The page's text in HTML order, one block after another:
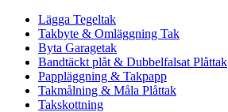
Lägga Tegeltak
Takbyte & Omläggning Tak
Byta Garagetak
Bandtäckt plåt & Dubbelfalsat Plåttak
Pappläggning & Takpapp
Takmålning & Måla Plåttak
Takskottning